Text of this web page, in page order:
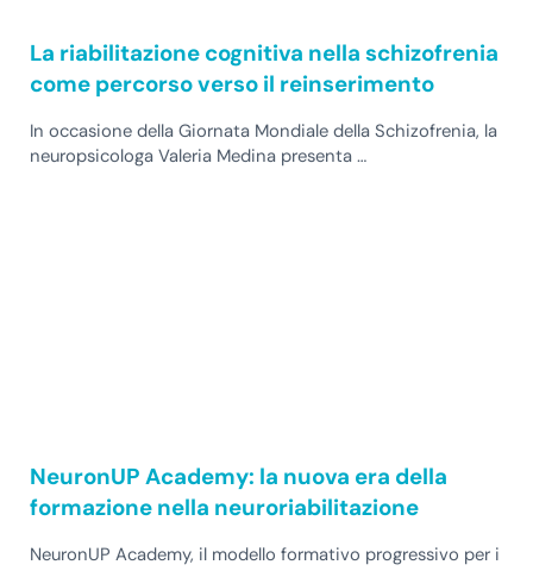
La riabilitazione cognitiva nella schizofrenia
come percorso verso il reinserimento
In occasione della Giornata Mondiale della Schizofrenia, la
neuropsicologa Valeria Medina presenta …
NeuronUP Academy: la nuova era della
formazione nella neuroriabilitazione
NeuronUP Academy, il modello formativo progressivo per i